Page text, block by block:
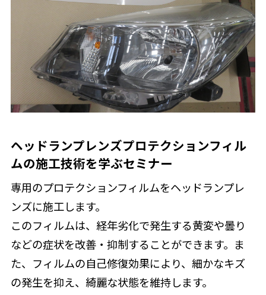
ヘッドランプレンズプロテクションフィル
ムの施工技術を学ぶセミナー
専用のプロテクションフィルムをヘッドランプレ
ンズに施工します。
このフィルムは、経年劣化で発生する黄変や曇り
などの症状を改善・抑制することができます。ま
た、フィルムの自己修復効果により、細かなキズ
の発生を抑え、綺麗な状態を維持します。